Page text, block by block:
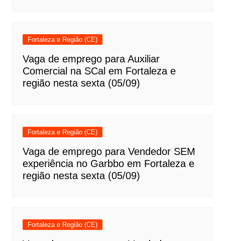
Fortaleza e Região (CE)
Vaga de emprego para Auxiliar
Comercial na SCal em Fortaleza e
região nesta sexta (05/09)
Fortaleza e Região (CE)
Vaga de emprego para Vendedor SEM
experiência no Garbbo em Fortaleza e
região nesta sexta (05/09)
Fortaleza e Região (CE)